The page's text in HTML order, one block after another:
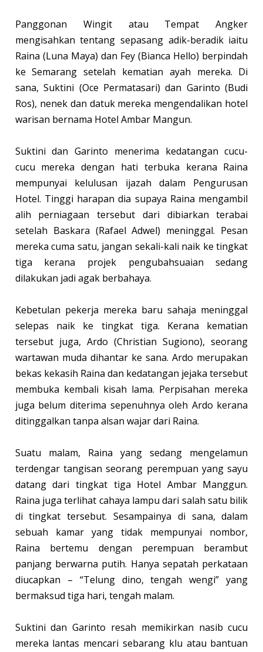
Panggonan Wingit atau Tempat Angker
mengisahkan tentang sepasang adik-beradik iaitu
Raina (Luna Maya) dan Fey (Bianca Hello) berpindah
ke Semarang setelah kematian ayah mereka. Di
sana, Suktini (Oce Permatasari) dan Garinto (Budi
Ros), nenek dan datuk mereka mengendalikan hotel
warisan bernama Hotel Ambar Mangun.
Suktini dan Garinto menerima kedatangan cucu-
cucu mereka dengan hati terbuka kerana Raina
mempunyai kelulusan ijazah dalam Pengurusan
Hotel. Tinggi harapan dia supaya Raina mengambil
alih perniagaan tersebut dari dibiarkan terabai
setelah Baskara (Rafael Adwel) meninggal. Pesan
mereka cuma satu, jangan sekali-kali naik ke tingkat
tiga kerana projek pengubahsuaian sedang
dilakukan jadi agak berbahaya.
Kebetulan pekerja mereka baru sahaja meninggal
selepas naik ke tingkat tiga. Kerana kematian
tersebut juga, Ardo (Christian Sugiono), seorang
wartawan muda dihantar ke sana. Ardo merupakan
bekas kekasih Raina dan kedatangan jejaka tersebut
membuka kembali kisah lama. Perpisahan mereka
juga belum diterima sepenuhnya oleh Ardo kerana
ditinggalkan tanpa alsan wajar dari Raina.
Suatu malam, Raina yang sedang mengelamun
terdengar tangisan seorang perempuan yang sayu
datang dari tingkat tiga Hotel Ambar Manggun.
Raina juga terlihat cahaya lampu dari salah satu bilik
di tingkat tersebut. Sesampainya di sana, dalam
sebuah kamar yang tidak mempunyai nombor,
Raina bertemu dengan perempuan berambut
panjang berwarna putih. Hanya sepatah perkataan
diucapkan – “Telung dino, tengah wengi” yang
bermaksud tiga hari, tengah malam.
Suktini dan Garinto resah memikirkan nasib cucu
mereka lantas mencari sebarang klu atau bantuan